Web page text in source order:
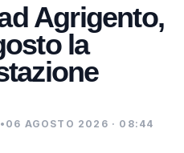
Agrigento,
la
• 06 AGOSTO 2026 · 08:44